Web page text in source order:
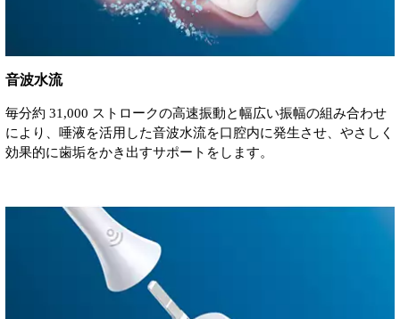
音波水流
毎分約 31,000 ストロークの高速振動と幅広い振幅の組み合わせ
により、唾液を活用した音波水流を口腔内に発生させ、やさしく
効果的に歯垢をかき出すサポートをします。